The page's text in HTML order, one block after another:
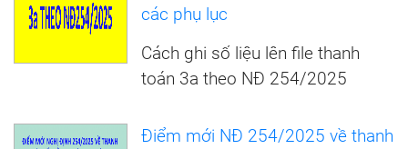
các phụ lục
Cách ghi số liệu lên file thanh
toán 3a theo NĐ 254/2025
Điểm mới NĐ 254/2025 về thanh